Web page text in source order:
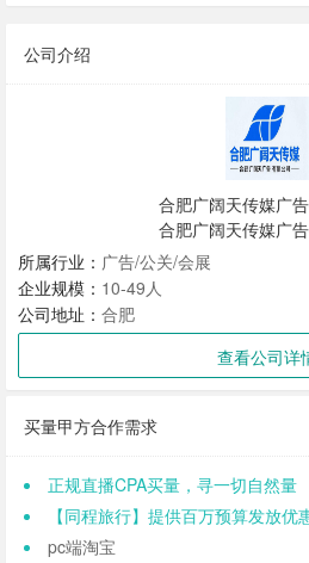
公司介绍
合肥广阔天传媒广
合肥广阔天传媒广
所属行业： 广告/公关/会展
企业规模： 10-49人
公司地址： 合肥
查看公司详
买量甲方合作需求
正规直播CPA买量，寻一切自然量
【同程旅行】提供百万预算发放优
pc端淘宝